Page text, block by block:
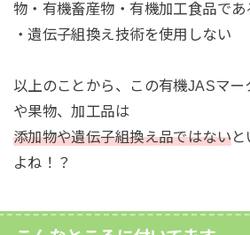
物・有機畜産物・有機加工食品であ
・遺伝子組換え技術を使用しない
以上のことから、この有機JASマー
や果物、加工品は
添加物や遺伝子組換え品ではない
よね！？